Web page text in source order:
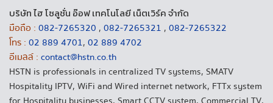
บริษัท ไฮ โซลูชั่น อ๊อฟ เทคโนโลยี เน็ตเวิร์ค จำกัด
มือถือ : 082-7265320 , 082-7265321 , 082-7265322
โทร : 02 889 4701, 02 889 4702
อีเมลล์ : contact@hstn.co.th
HSTN is professionals in centralized TV systems, SMATV
Hospitality IPTV, WiFi and Wired internet network, FTTx system